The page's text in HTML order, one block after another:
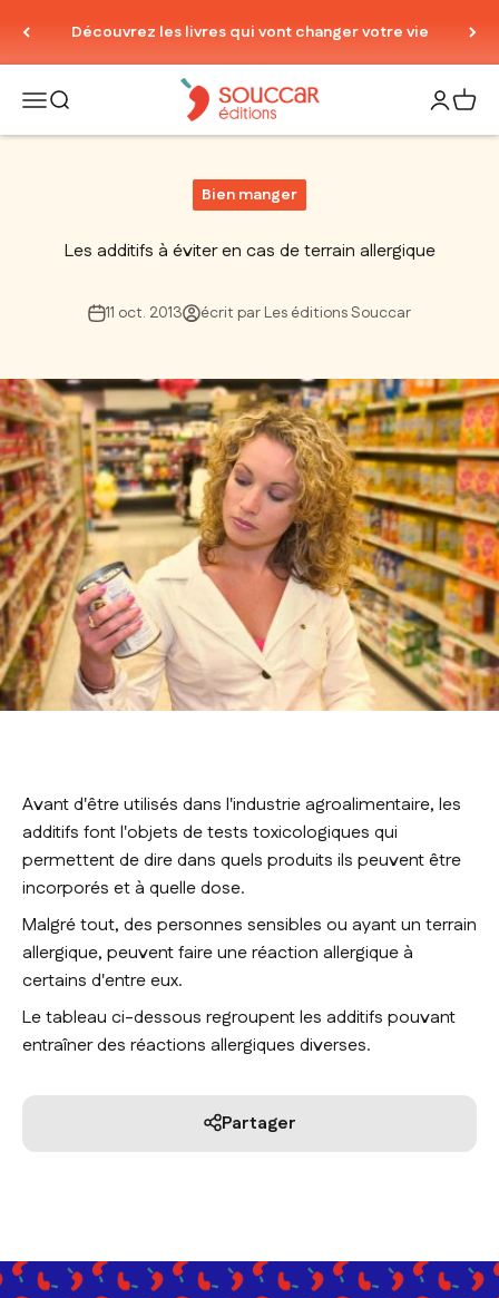
Découvrez les livres qui vont changer votre vie
Ouvrir la navigation
Ouvrir la rechercheThierry Souccar Editions Ouvrir
Voir
Bien manger
Les additifs à éviter en cas de terrain allergique
11 oct. 2013 écrit par Les éditions Souccar
Avant d'être utilisés dans l'industrie agroalimentaire, les
additifs font l'objets de tests toxicologiques qui
permettent de dire dans quels produits ils peuvent être
incorporés et à quelle dose.
Malgré tout, des personnes sensibles ou ayant un terrain
allergique, peuvent faire une réaction allergique à
certains d'entre eux.
Le tableau ci-dessous regroupent les additifs pouvant
entraîner des réactions allergiques diverses.
Partager